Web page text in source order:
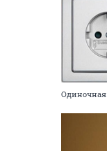
Одиночная